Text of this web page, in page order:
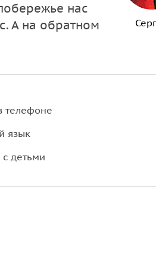
нас
А на обратном
телефоне
язык
детьми